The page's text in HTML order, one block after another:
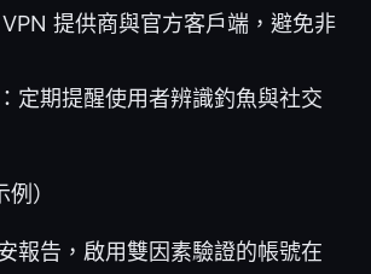
提供商與官方客戶端，避免非
定期提醒使用者辨識釣魚與社交
）
報告，啟用雙因素驗證的帳號在